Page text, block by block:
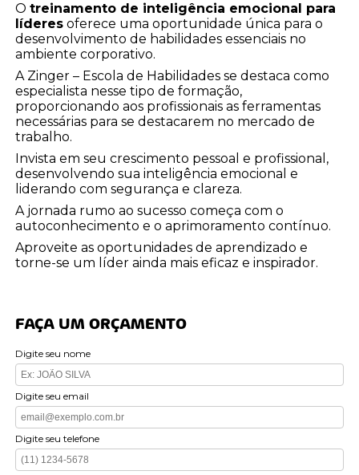
Otreinamento de inteligência emocional para
líderes oferece uma oportunidade única para o
desenvolvimento de habilidades essenciais no
ambiente corporativo.
A Zinger – Escola de Habilidades se destaca como
especialista nesse tipo de formação,
proporcionando aos profissionais as ferramentas
necessárias para se destacarem no mercado de
trabalho.
Invista em seu crescimento pessoal e profissional,
desenvolvendo sua inteligência emocional e
liderando com segurança e clareza.
A jornada rumo ao sucesso começa com o
autoconhecimento e o aprimoramento contínuo.
Aproveite as oportunidades de aprendizado e
torne-se um líder ainda mais eficaz e inspirador.
FAÇA UM ORÇAMENTO
Digite seu nome
Digite seu email
Digite seu telefone